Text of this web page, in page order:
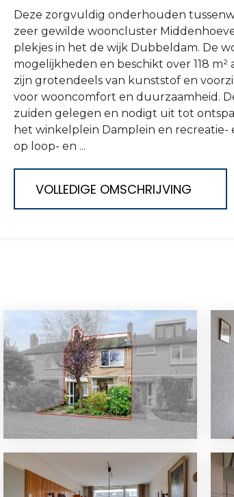
Deze zorgvuldig onderhouden
zeer gewilde wooncluster
plekjes in het de wijk Dubbeldam. De
mogelijkheden en beschikt over 118
zijn grotendeels van kunststof en
voor wooncomfort en duurzaamheid.
zuiden gelegen en nodigt uit tot
het winkelplein Damplein en
op loop- en ...
VOLLEDIGE OMSCHRIJVING